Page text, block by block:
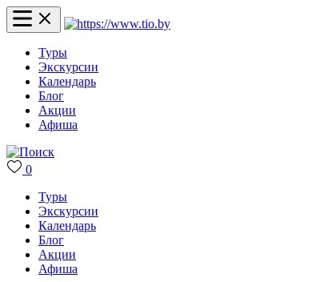
Туры
Экскурсии
Календарь
Блог
Акции
Афиша
0
Туры
Экскурсии
Календарь
Блог
Акции
Афиша